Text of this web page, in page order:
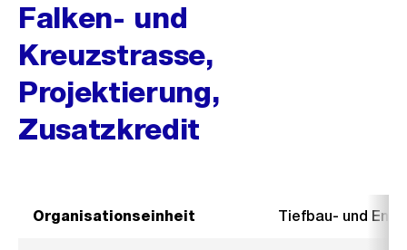
Falken- und
Kreuzstrasse,
Projektierung,
Zusatzkredit
Organisationseinheit Tiefbau- und